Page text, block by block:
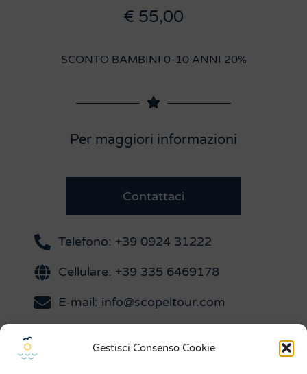
Gestisci Consenso Cookie
€ 55,00
SCONTO BAMBINI 0-10 ANNI 20%
Per maggiori informazioni
Contattaci
Telefono: +39 0924 31222
Cellulare: +39 335 6469178
E-mail: info@scopeltour.com